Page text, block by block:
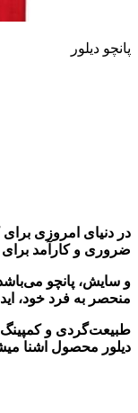
پانچو دیلور
در دنیای امروزی برای
ضروری و کارآمد
و سایش، پانچو
منحصر به فرد خود،
طبیعت‌گردی و
دیلور محصول اشنا